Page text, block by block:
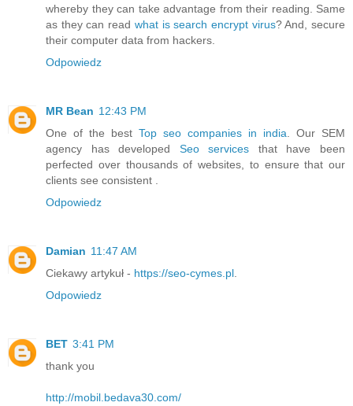
whereby they can take advantage from their reading. Same
as they can read what is search encrypt virus? And, secure
their computer data from hackers.
Odpowiedz
MR Bean 12:43 PM
One of the best Top seo companies in india . Our SEM
agency has developed Seo services that have been
perfected over thousands of websites, to ensure that our
clients see consistent .
Odpowiedz
Damian 11:47 AM
Ciekawy artykuł - https://seo-cymes.pl
Odpowiedz
BET 3:41 PM
thank you
http://mobil.bedava30.com/